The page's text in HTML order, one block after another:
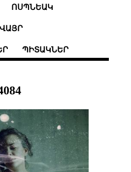
ՈՍՊՆԵԱԿ
ՎԱՅՐ
ՊԻՏԱԿՆԵՐ